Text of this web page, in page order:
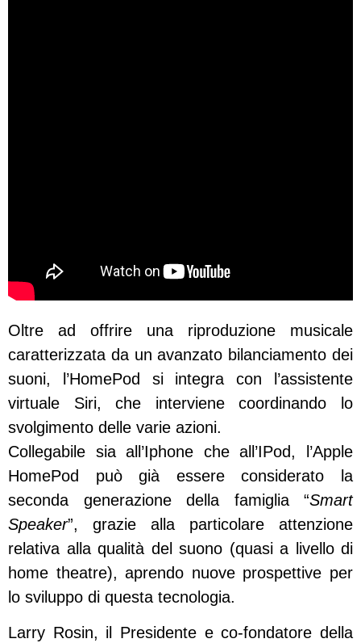
Oltre ad offrire una riproduzione musicale
caratterizzata da un avanzato bilanciamento dei
suoni, l’HomePod si integra con l’assistente
virtuale Siri, che interviene coordinando lo
svolgimento delle varie azioni.
Collegabile sia all’Iphone che all’IPod, l’Apple
HomePod può già essere considerato la
seconda generazione della famiglia “Smart
Speaker”, grazie alla particolare attenzione
relativa alla qualità del suono (quasi a livello di
home theatre), aprendo nuove prospettive per
lo sviluppo di questa tecnologia.
Larry Rosin, il Presidente e co-fondatore della